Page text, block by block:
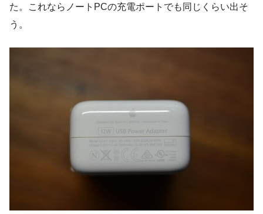
た。これならノートPCの充電ポートでも同じくらい出そ
う。